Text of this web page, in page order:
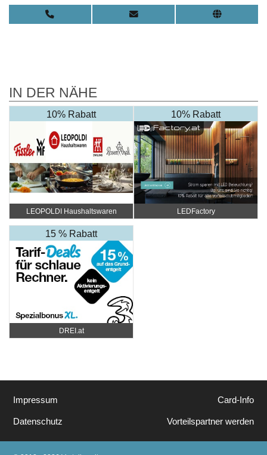
IN DER NÄHE
10% Rabatt
LEOPOLDI Haushaltswaren
10% Rabatt
LEDFactory
15 % Rabatt
DREI.at
Impressum
Datenschutz
Card-Info
Vorteilspartner werden